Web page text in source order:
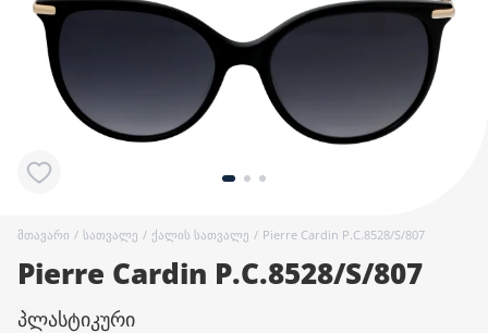
მთავარი / სათვალე / ქალის სათვალე / Pierre Cardin P.C.8528/S/807
Pierre Cardin P.C.8528/S/807
პლასტიკური
მზის
სათვალეები
კონტაქტური
აქსესუარები